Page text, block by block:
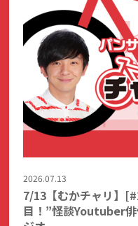
2026.07.13
7/13【むかチャリ】
目！”怪談Youtuber